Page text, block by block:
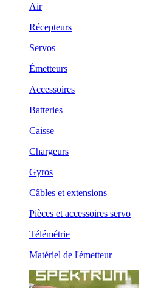
Air
Récepteurs
Servos
Émetteurs
Accessoires
Batteries
Caisse
Chargeurs
Gyros
Câbles et extensions
Pièces et accessoires servo
Télémétrie
Matériel de l'émetteur